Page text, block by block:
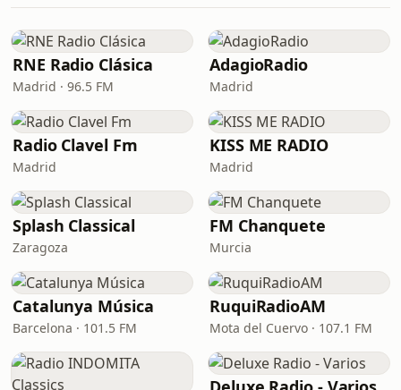
RNE Radio Clásica
Madrid · 96.5 FM
AdagioRadio
Madrid
Radio Clavel Fm
Madrid
KISS ME RADIO
Madrid
Splash Classical
Zaragoza
FM Chanquete
Murcia
Catalunya Música
Barcelona · 101.5 FM
RuquiRadioAM
Mota del Cuervo · 107.1 FM